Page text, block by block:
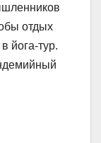
отдых
йога-тур.